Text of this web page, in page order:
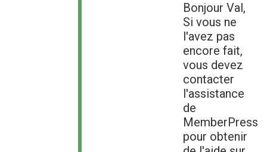
Bonjour Val,
Si vous ne
l'avez pas
encore fait,
vous devez
contacter
l'assistance
de
MemberPress
pour obtenir